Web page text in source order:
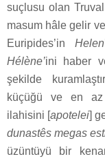
suçlusu olan
masum hâle gelir
Euripides’in Helen
Hélène’ini haber
şekilde
küçüğü ve en az
ilahisini [apotelei]
dunastês megas
üzüntüyü bir